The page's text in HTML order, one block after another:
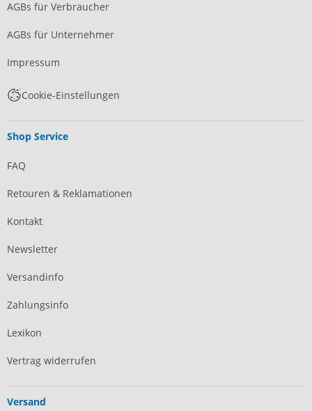
AGBs für Verbraucher
AGBs für Unternehmer
Impressum
Cookie-Einstellungen
Shop Service
FAQ
Retouren & Reklamationen
Kontakt
Newsletter
Versandinfo
Zahlungsinfo
Lexikon
Vertrag widerrufen
Versand